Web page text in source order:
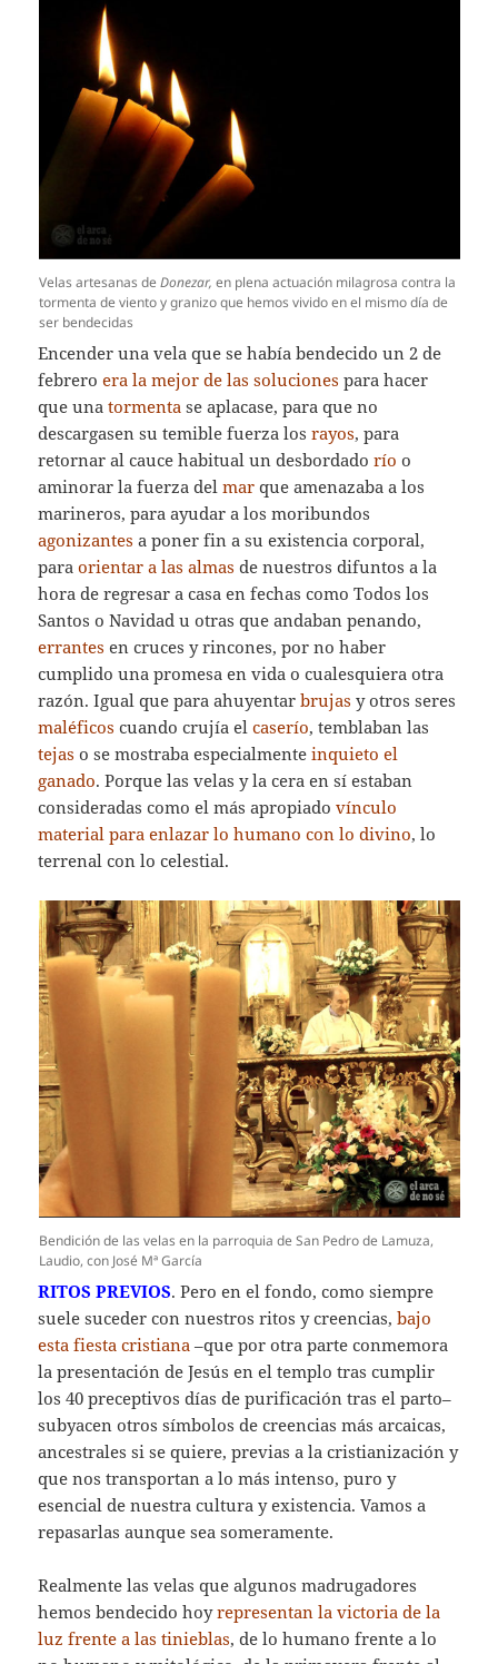
Velas artesanas de Donezar, en plena actuación milagrosa contra la
tormenta de viento y granizo que hemos vivido en el mismo día de
ser bendecidas
Encender una vela que se había bendecido un 2 de
febreroera la mejor de las soluciones para hacer
que unatormenta se aplacase, para que no
descargasen su temible fuerza losrayos, para
retornar al cauce habitual un desbordadorío o
aminorar la fuerza delmarque amenazaba a los
marineros, para ayudar a los moribundos
agonizantes a poner fin a su existencia corporal,
paraorientar a las almas de nuestros difuntos a la
hora de regresar a casa en fechas como Todos los
Santos o Navidad u otras que andaban penando,
errantes en cruces y rincones, por no haber
cumplido una promesa en vida o cualesquiera otra
razón. Igual que para ahuyentarbrujas y otros seres
maléficos cuando crujía elcaserío, temblaban las
tejas o se mostraba especialmenteinquieto el
ganado. Porque las velas y la cera en sí estaban
consideradas como el más apropiadovínculo
material para enlazar lo humano con lo divino, lo
terrenal con lo celestial.
Bendición de las velas en la parroquia de San Pedro de Lamuza,
Laudio, con José Mª García
RITOS PREVIOS. Pero en el fondo, como siempre
suele suceder con nuestros ritos y creencias,bajo
esta fiesta cristiana –que por otra parte conmemora
la presentación de Jesús en el templo tras cumplir
los 40 preceptivos días de purificación tras el parto–
subyacen otros símbolos de creencias más arcaicas,
ancestrales si se quiere, previas a la cristianización y
que nos transportan a lo más intenso, puro y
esencial de nuestra cultura y existencia. Vamos a
repasarlas aunque sea someramente.
Realmente las velas que algunos madrugadores
hemos bendecido hoyrepresentan la victoria de la
luz frente a las tinieblas, de lo humano frente a lo